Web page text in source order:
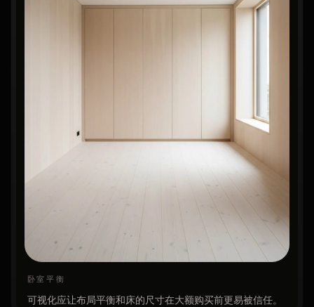
卧室平衡
可视化应让布局平衡和床的尺寸在大额购买前更易被信任。